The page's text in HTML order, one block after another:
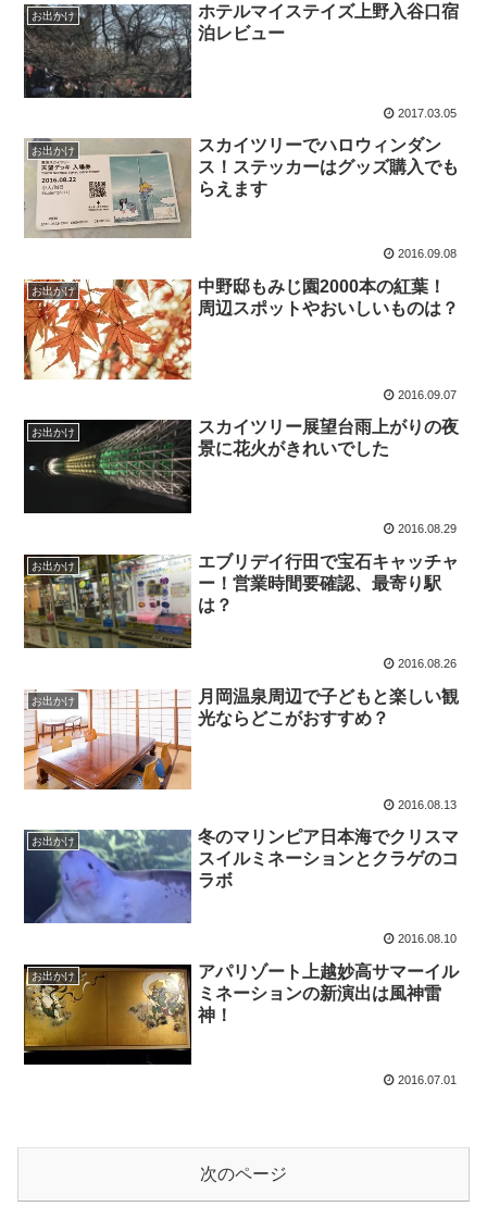
お出かけ
ホテルマイステイズ上野入谷口宿
泊レビュー
2017.03.05
お出かけ
スカイツリーでハロウィンダン
ス！ステッカーはグッズ購入でも
らえます
2016.09.08
お出かけ
中野邸もみじ園2000本の紅葉！
周辺スポットやおいしいものは？
2016.09.07
お出かけ
スカイツリー展望台雨上がりの夜
景に花火がきれいでした
2016.08.29
お出かけ
エブリデイ行田で宝石キャッチャ
ー！営業時間要確認、最寄り駅
は？
2016.08.26
お出かけ
月岡温泉周辺で子どもと楽しい観
光ならどこがおすすめ？
2016.08.13
お出かけ
冬のマリンピア日本海でクリスマ
スイルミネーションとクラゲのコ
ラボ
2016.08.10
お出かけ
アパリゾート上越妙高サマーイル
ミネーションの新演出は風神雷
神！
2016.07.01
次のページ